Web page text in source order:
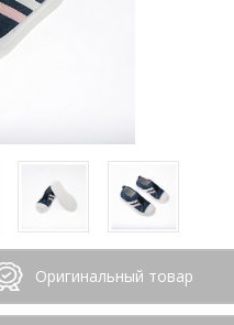
Оригинальный товар